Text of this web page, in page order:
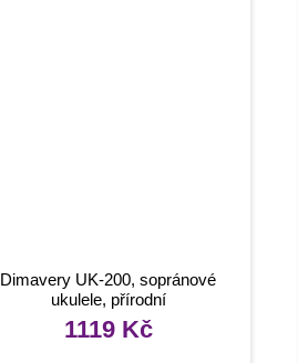
Dimavery UK-200, sopránové
ukulele, přírodní
1119 Kč